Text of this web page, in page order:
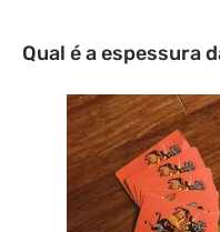
Qual é a espessura